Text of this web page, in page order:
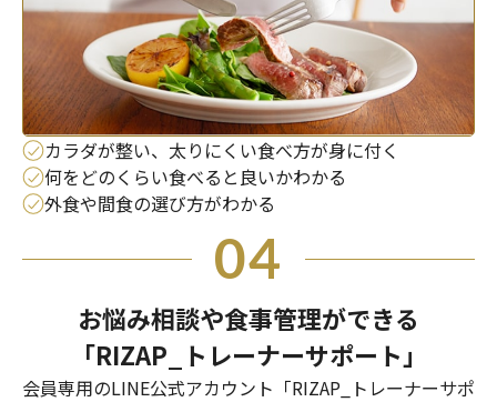
カラダが整い、太りにくい食べ方が身に付く
何をどのくらい食べると良いかわかる
外食や間食の選び方がわかる
04
お悩み相談や食事管理ができる
「RIZAP_トレーナーサポート」
会員専用のLINE公式アカウント「RIZAP_トレーナーサポ